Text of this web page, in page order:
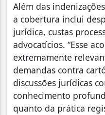
Além das
a cobertura inclui
jurídica, custas
advocatícios. “Esse
extremamente
demandas contra
discussões jurídicas
conhecimento
quanto da prática